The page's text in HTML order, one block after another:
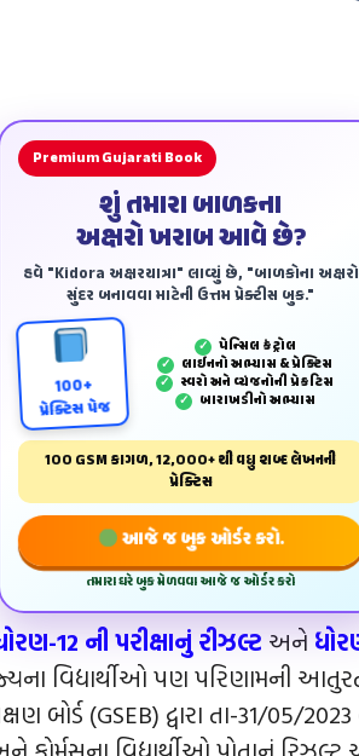
Premium Gujarati Book
શું તમારા બાળકના
અક્ષરો ખરાબ આવે છે?
હવે "Kidora અક્ષરયાત્રા" લાવ્યું છે, "બાળકોના અક્ષરો
સુંદર બનાવવા માટેની ઉત્તમ પ્રેક્ટીસ બુક."
100+
પ્રેક્ટિસ પેજ
✓ પેન્‍સિલ કંટ્રોલ
✓ લાઈનનો અભ્યાસ & પ્રેક્ટિસ
✓ સ્વરો અને વ્યંજનોની પ્રેકટિસ
✓ બારાખડીનો અભ્યાસ
100 GSM કાગળ, 12,000+ થી વધુ શબ્દ લેખનની
પ્રેક્ટિસ
આજે જ બુક ઓર્ડર કરો.
તમારા ઘરે બુક મેળવવા આજે જ ઓર્ડર કરો
12 ની પરીક્ષાનું રીઝલ્ટ અને
વિદ્યાર્થીઓ પણ પરિણામની
બોર્ડ (GSEB) દ્વારા તા-31/05/